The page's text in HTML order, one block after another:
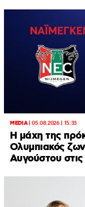
MEDIA|05.08.2026 | 15:33
Η μάχη της
Ολυμπιακός
Αυγούστου